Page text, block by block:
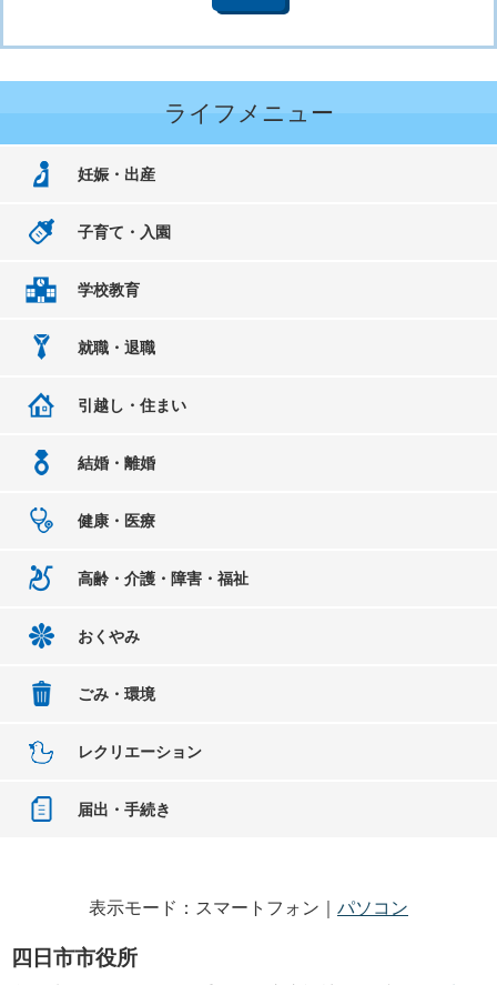
ライフメニュー
妊娠・出産
子育て・入園
学校教育
就職・退職
引越し・住まい
結婚・離婚
健康・医療
高齢・介護・障害・福祉
おくやみ
ごみ・環境
レクリエーション
届出・手続き
表示モード：スマートフォン｜ パソコン
四日市市役所